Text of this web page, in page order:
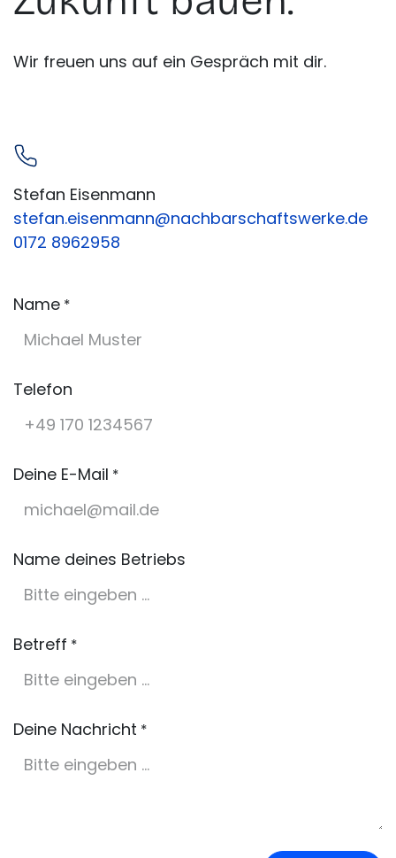
Wir freuen uns auf ein Gespräch mit dir.
Stefan Eisenmann
stefan.eisenmann@nachbarschaftswerke.de
0172 8962958
Name *
Telefon
Deine E-Mail *
Name deines Betriebs
Betreff *
Deine Nachricht *